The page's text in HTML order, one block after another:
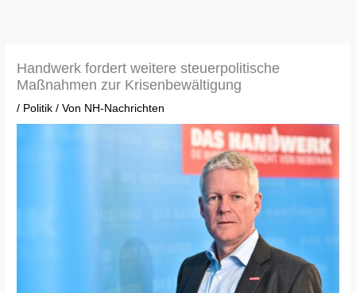
Handwerk fordert weitere steuerpolitische
Maßnahmen zur Krisenbewältigung
/ Politik / Von NH-Nachrichten